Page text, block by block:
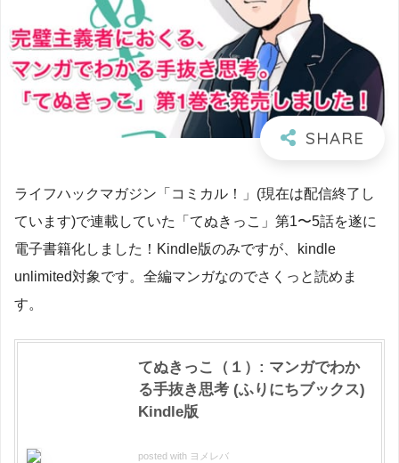
ライフハックマガジン「コミカル！」(現在は配信終了し
ています)で連載していた「てぬきっこ」第1〜5話を遂に
電子書籍化しました！Kindle版のみですが、kindle
unlimited対象です。全編マンガなのでさくっと読めま
す。
てぬきっこ（１）: マンガでわか
る手抜き思考 (ふりにちブックス)
Kindle版
posted with ヨメレバ